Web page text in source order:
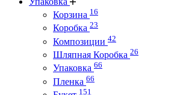
Корзина 16
Коробка 23
Композиции 42
Шляпная Коробка 26
Упаковка 66
Пленка 66
151